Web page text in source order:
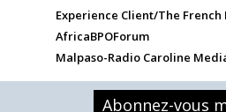
Experience Client/The French
AfricaBPOForum
Malpaso-Radio Caroline
Abonnez-vous